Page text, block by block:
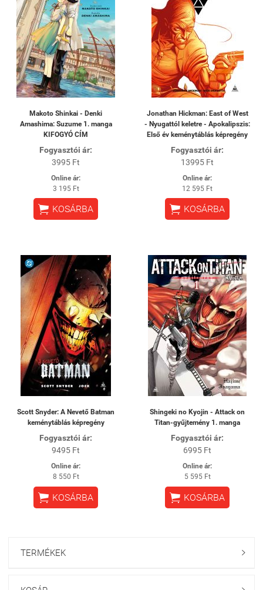
Makoto Shinkai - Denki
Amashima: Suzume 1. manga
KIFOGYÓ CÍM
Fogyasztói ár:
3995 Ft
Online ár:
3 195 Ft
 KOSÁRBA
Jonathan Hickman: East of West
- Nyugattól keletre - Apokalipszis:
Első év keménytáblás képregény
Fogyasztói ár:
13995 Ft
Online ár:
12 595 Ft
 KOSÁRBA
Scott Snyder: A Nevető Batman
keménytáblás képregény
Fogyasztói ár:
9495 Ft
Online ár:
8 550 Ft
 KOSÁRBA
Shingeki no Kyojin - Attack on
Titan-gyűjtemény 1. manga
Fogyasztói ár:
6995 Ft
Online ár:
5 595 Ft
 KOSÁRBA
TERMÉKEK 